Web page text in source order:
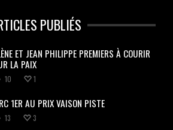
PUBLIÉS
ET JEAN PHILIPPE PREMIERS À COURIR
LA PAIX
10 1
1ER AU PRIX VAISON PISTE
13 3